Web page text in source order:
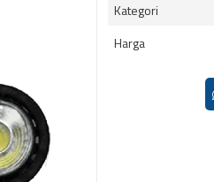
Kategori
Harga